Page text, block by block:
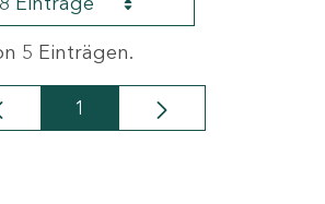
5 Einträgen.
Seite
1